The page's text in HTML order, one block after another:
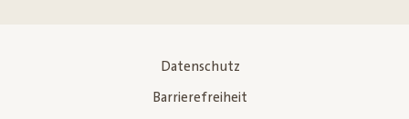
Datenschutz
Barrierefreiheit